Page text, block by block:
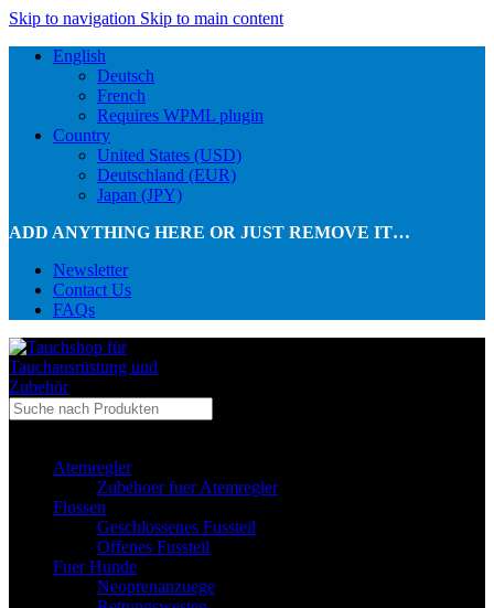
Skip to navigation Skip to main content
English
Deutsch
French
Requires WPML plugin
Country
United States (USD)
Deutschland (EUR)
Japan (JPY)
ADD ANYTHING HERE OR JUST REMOVE IT…
Newsletter
Contact Us
FAQs
Atemregler
Zubehoer fuer Atemregler
Flossen
Geschlossenes Fussteil
Offenes Fussteil
Fuer Hunde
Neoprenanzuege